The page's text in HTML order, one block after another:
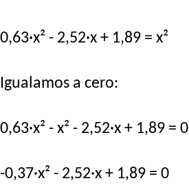
0,63·x² - 2,52·x + 1,89 = x²
Igualamos a cero:
0,63·x² - x² - 2,52·x + 1,89 = 0
-0,37·x² - 2,52·x + 1,89 = 0